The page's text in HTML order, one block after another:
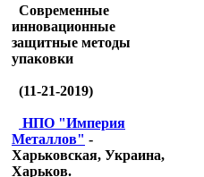
Современные
инновационные
защитные методы
упаковки
(11-21-2019)
НПО "Империя
Металлов" -
Харьковская, Украина,
Харьков.